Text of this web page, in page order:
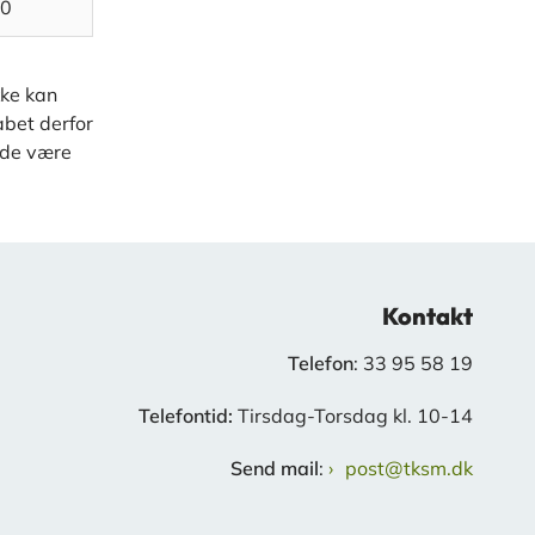
kan
derfor
være
Kontakt
Telefon: 33 95 58 19
Telefontid: Tirsdag-Torsdag kl. 10-14
Send mail: post@tksm.dk